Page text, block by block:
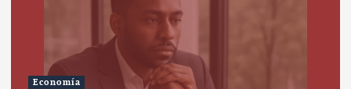
Economía